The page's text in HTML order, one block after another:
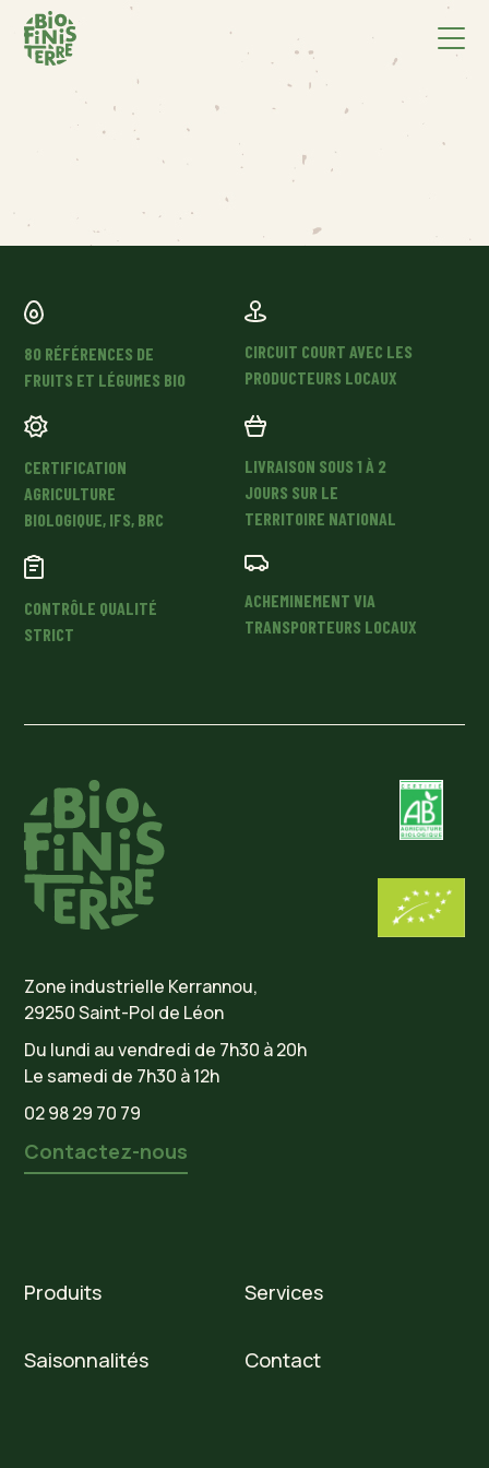
80 RÉFÉRENCES DE
FRUITS ET LÉGUMES BIO
CIRCUIT COURT AVEC LES
PRODUCTEURS LOCAUX
CERTIFICATION
AGRICULTURE
BIOLOGIQUE, IFS, BRC
LIVRAISON SOUS 1 À 2
JOURS SUR LE
TERRITOIRE NATIONAL
CONTRÔLE QUALITÉ
STRICT
ACHEMINEMENT VIA
TRANSPORTEURS LOCAUX
Zone industrielle Kerrannou,
29250 Saint-Pol de Léon
Du lundi au vendredi de 7h30 à 20h
Le samedi de 7h30 à 12h
02 98 29 70 79
Contactez-nous
Produits Services
Saisonnalités Contact